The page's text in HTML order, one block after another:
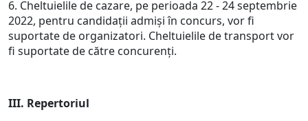
6. Cheltuielile de cazare, pe perioada 22 - 24 septembrie
2022, pentru candidaţii admişi în concurs, vor fi
suportate de organizatori. Cheltuielile de transport vor
fi suportate de către concurenţi.
III. Repertoriul